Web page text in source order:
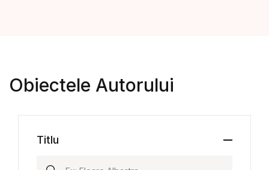
Obiectele Autorului
Titlu